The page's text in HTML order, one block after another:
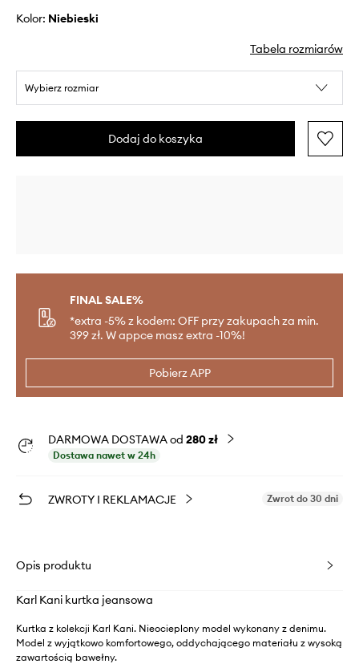
Kolor: niebieski
Tabela rozmiarów
Wybierz rozmiar
Dodaj do koszyka
FINAL SALE%
*extra -5% z kodem: OFF przy zakupach za min.
399 zł. W appce masz extra -10%!
Pobierz APP
DARMOWA DOSTAWA od 280 zł
Dostawa nawet w 24h
ZWROTY I REKLAMACJE Zwrot do 30 dni
Opis produktu
Karl Kani kurtka jeansowa
Kurtka z kolekcji Karl Kani. Nieocieplony model wykonany z denimu.
Model z wyjątkowo komfortowego, oddychającego materiału z wysoką
zawartością bawełny.